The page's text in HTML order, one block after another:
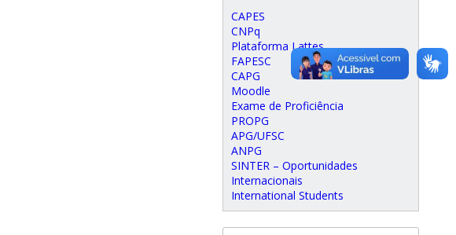
CAPES
CNPq
Plataforma Lattes
FAPESC
CAPG
Moodle
Exame de Proficiência
PROPG
APG/UFSC
ANPG
SINTER – Oportunidades
Internacionais
International Students